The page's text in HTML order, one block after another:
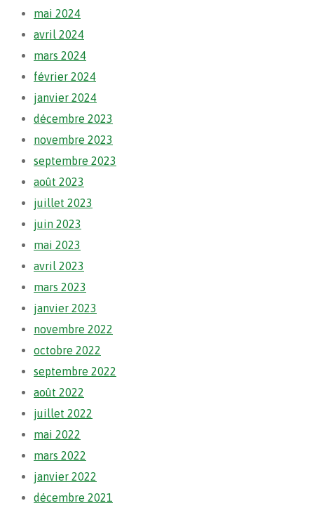
mai 2024
avril 2024
mars 2024
février 2024
janvier 2024
décembre 2023
novembre 2023
septembre 2023
août 2023
juillet 2023
juin 2023
mai 2023
avril 2023
mars 2023
janvier 2023
novembre 2022
octobre 2022
septembre 2022
août 2022
juillet 2022
mai 2022
mars 2022
janvier 2022
décembre 2021